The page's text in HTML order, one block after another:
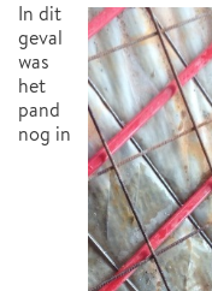
In dit
geval
was
het
pand
nog in